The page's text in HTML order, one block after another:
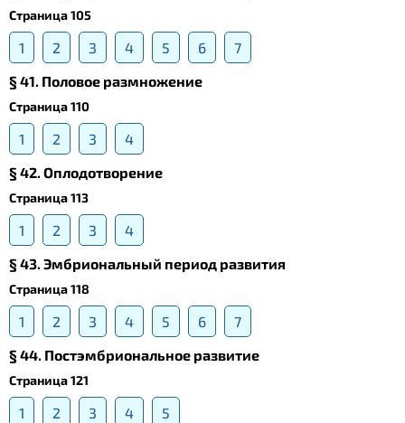
Страница 105
1 2 3 4 5 6
7
§ 41. Половое размножение
Страница 110
1 2 3
4
§ 42. Оплодотворение
Страница 113
1 2 3
4
§ 43. Эмбриональный период развития
Страница 118
1 2 3 4 5 6
7
§ 44. Постэмбриональное развитие
Страница 121
1 2 3 4 5